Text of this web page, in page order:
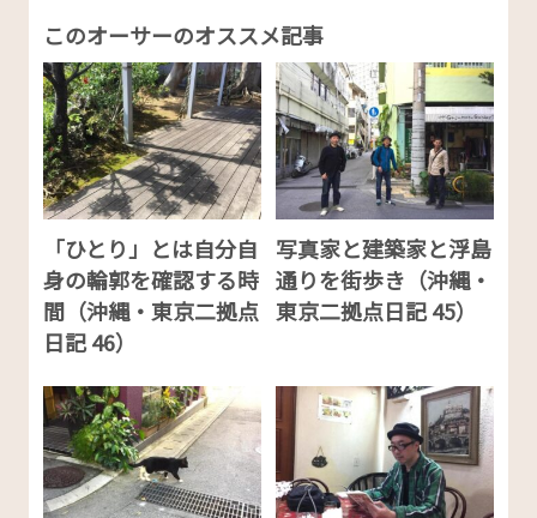
このオーサーのオススメ記事
「ひとり」とは自分自
身の輪郭を確認する時
間（沖縄・東京二拠点
日記 46）
写真家と建築家と浮島
通りを街歩き（沖縄・
東京二拠点日記 45）